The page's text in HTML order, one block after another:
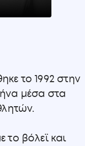
το 1992 στην
μέσα στα
το βόλεϊ και